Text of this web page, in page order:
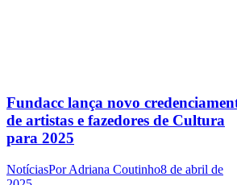
Fundacc lança novo
de artistas e fazedores de Cultura
para 2025
NotíciasPorAdriana Coutinho8 de abril de